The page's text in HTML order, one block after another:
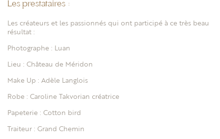
Les prestataires :
Les créateurs et les passionnés qui ont participé à ce très beau
résultat :
Photographe : Luan
Lieu : Château de Méridon
Make Up : Adèle Langlois
Robe : Caroline Takvorian créatrice
Papeterie : Cotton bird
Traiteur : Grand Chemin